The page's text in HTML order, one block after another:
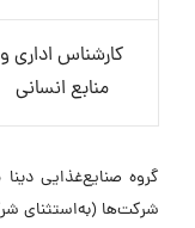
کارشناس اداری و
منابع انسانی
گروه صنایع‌غذایی
شرکت‌ها (به‌استثنای